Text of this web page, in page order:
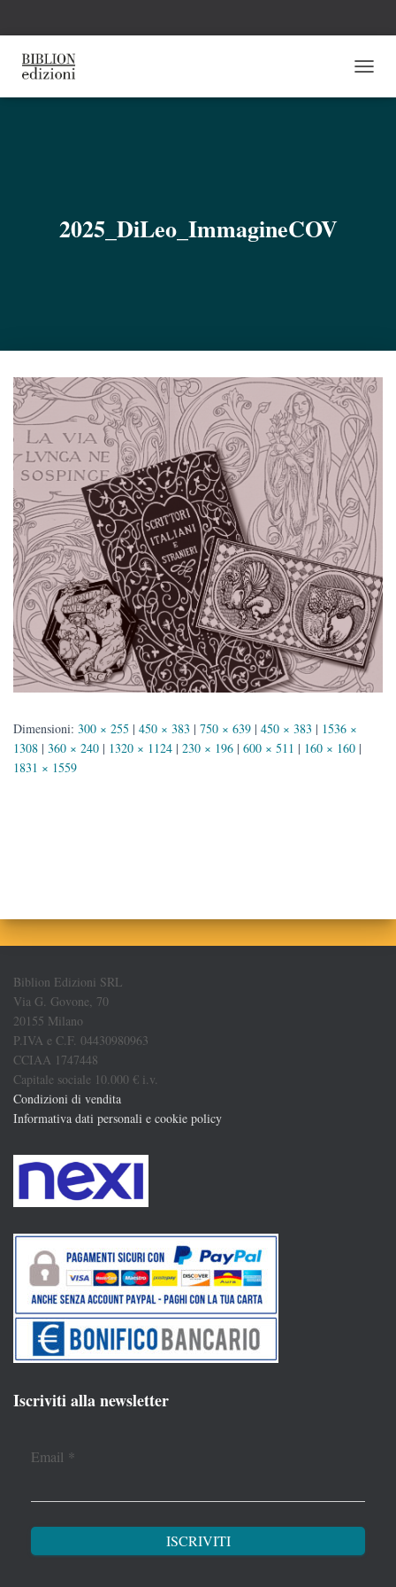
A
E
2025_DiLeo_ImmagineCOV
Dimensioni: 300 × 255 | 450 × 383 | 750 × 639 | 450 × 383 | 1536 ×
1308 | 360 × 240 | 1320 × 1124 | 230 × 196 | 600 × 511 | 160 × 160 |
1831 × 1559
Biblion Edizioni SRL
Via G. Govone, 70
20155 Milano
P.IVA e C.F. 04430980963
CCIAA 1747448
Capitale sociale 10.000 € i.v.
Condizioni di vendita
Informativa dati personali e cookie policy
Iscriviti alla newsletter
Email *